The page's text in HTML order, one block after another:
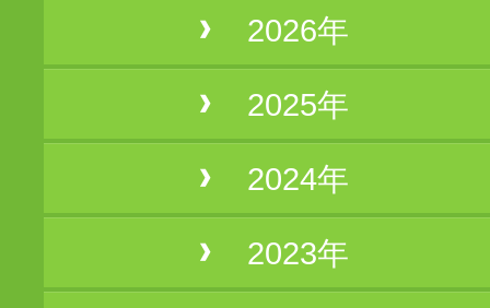
2026年
2025年
2024年
2023年